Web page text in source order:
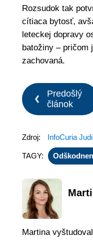
Rozsudok tak
cítiaca bytosť,
leteckej dopravy
batožiny – pričom
zachovaná.
Predošlý
článok
Zdroj: InfoCuria
TAGY:
Martina